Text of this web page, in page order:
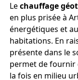
Lechauffage
en plus prisée à
énergétiques et
habitations. En
présente dans le
permet de fournir
la fois en milieu